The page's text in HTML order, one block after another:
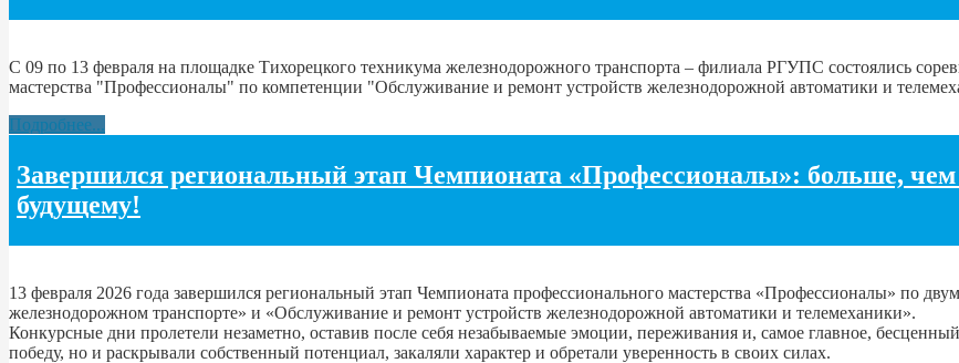
С 09 по 13 февраля на площадке Тихорецкого техникума железнодорожного транспорта – филиала РГУПС состоялись
мастерства "Профессионалы" по компетенции "Обслуживание и ремонт устройств железнодорожной автоматики и
Подробнее...
Завершился региональный этап Чемпионата «Профессионалы»: больше,
будущему!
13 февраля 2026 года завершился региональный этап Чемпионата профессионального мастерства «Профессионалы» по
железнодорожном транспорте» и «Обслуживание и ремонт устройств железнодорожной автоматики и телемеханики».
Конкурсные дни пролетели незаметно, оставив после себя незабываемые эмоции, переживания и, самое главное,
победу, но и раскрывали собственный потенциал, закаляли характер и обретали уверенность в своих силах.